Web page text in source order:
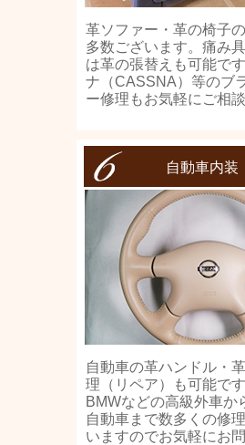
革ソファー・革の椅子
多数ございます。痛み
は革の張替えも可能で
ナ（CASSNA）等のブ
ー修理もお気軽にご相談
自動車内装
自動車の革ハンドル・
理（リペア）も可能で
BMWなどの高級外車か
自動車まで数多くの修
いますのでお気軽にお